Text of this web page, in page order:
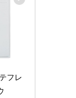
フレ